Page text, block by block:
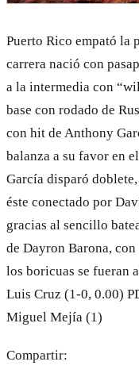
Puerto Rico empató la
carrera nació con
a la intermedia con
base con rodado de
con hit de Anthony
balanza a su favor en
García disparó
éste conectado por
gracias al sencillo
de Dayron Barona,
los boricuas se fueran
Luis Cruz (1-0, 0.00)
Miguel Mejía (1)
Compartir: